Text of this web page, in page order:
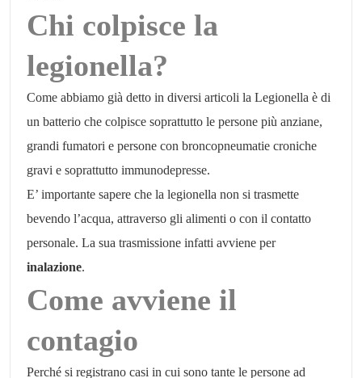
Chi colpisce la
legionella?
Come abbiamo già detto in diversi articoli la Legionella è di
un batterio che colpisce soprattutto le persone più anziane,
grandi fumatori e persone con broncopneumatie croniche
gravi e soprattutto immunodepresse.
E’ importante sapere che la legionella non si trasmette
bevendo l’acqua, attraverso gli alimenti o con il contatto
personale. La sua trasmissione infatti avviene per
inalazione.
Come avviene il
contagio
Perché si registrano casi in cui sono tante le persone ad